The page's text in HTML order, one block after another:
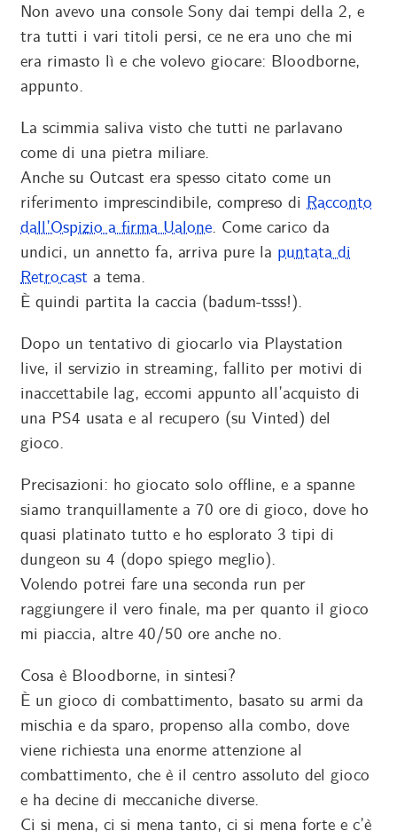
Non avevo una console Sony dai tempi della 2, e
tra tutti i vari titoli persi, ce ne era uno che mi
era rimasto lì e che volevo giocare: Bloodborne,
appunto.
La scimmia saliva visto che tutti ne parlavano
come di una pietra miliare.
Anche su Outcast era spesso citato come un
riferimento imprescindibile, compreso diRacconto
dall’Ospizio a firma Ualone. Come carico da
undici, un annetto fa, arriva pure la puntata di
Retrocast a tema.
È quindi partita la caccia (badum-tsss!).
Dopo un tentativo di giocarlo via Playstation
live, il servizio in streaming, fallito per motivi di
inaccettabile lag, eccomi appunto all’acquisto di
una PS4 usata e al recupero (su Vinted) del
gioco.
Precisazioni: ho giocato solo offline, e a spanne
siamo tranquillamente a 70 ore di gioco, dove ho
quasi platinato tutto e ho esplorato 3 tipi di
dungeon su 4 (dopo spiego meglio).
Volendo potrei fare una seconda run per
raggiungere il vero finale, ma per quanto il gioco
mi piaccia, altre 40/50 ore anche no.
Cosa è Bloodborne, in sintesi?
È un gioco di combattimento, basato su armi da
mischia e da sparo, propenso alla combo, dove
viene richiesta una enorme attenzione al
combattimento, che è il centro assoluto del gioco
e ha decine di meccaniche diverse.
Ci si mena, ci si mena tanto, ci si mena forte e c’è